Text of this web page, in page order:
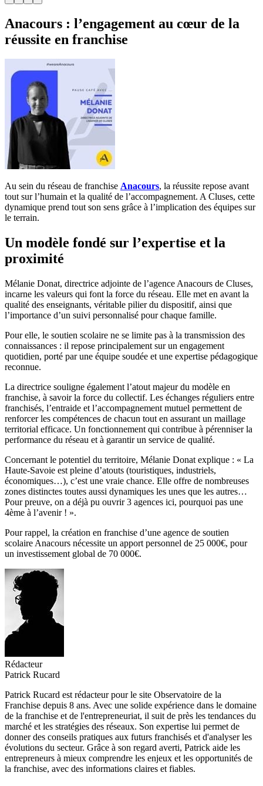
Anacours : l’engagement au cœur de la
réussite en franchise
Au sein du réseau de franchise Anacours, la réussite repose avant
tout sur l’humain et la qualité de l’accompagnement. A Cluses, cette
dynamique prend tout son sens grâce à l’implication des équipes sur
le terrain.
Un modèle fondé sur l’expertise et la
proximité
Mélanie Donat, directrice adjointe de l’agence Anacours de Cluses,
incarne les valeurs qui font la force du réseau. Elle met en avant la
qualité des enseignants, véritable pilier du dispositif, ainsi que
l’importance d’un suivi personnalisé pour chaque famille.
Pour elle, le soutien scolaire ne se limite pas à la transmission des
connaissances : il repose principalement sur un engagement
quotidien, porté par une équipe soudée et une expertise pédagogique
reconnue.
La directrice souligne également l’atout majeur du modèle en
franchise, à savoir la force du collectif. Les échanges réguliers entre
franchisés, l’entraide et l’accompagnement mutuel permettent de
renforcer les compétences de chacun tout en assurant un maillage
territorial efficace. Un fonctionnement qui contribue à pérenniser la
performance du réseau et à garantir un service de qualité.
Concernant le potentiel du territoire, Mélanie Donat explique : « La
Haute-Savoie est pleine d’atouts (touristiques, industriels,
économiques…), c’est une vraie chance. Elle offre de nombreuses
zones distinctes toutes aussi dynamiques les unes que les autres…
Pour preuve, on a déjà pu ouvrir 3 agences ici, pourquoi pas une
4ème à l’avenir ! ».
Pour rappel, la création en franchise d’une agence de soutien
scolaire Anacours nécessite un apport personnel de 25 000€, pour
un investissement global de 70 000€.
Rédacteur
Patrick Rucard
Patrick Rucard est rédacteur pour le site Observatoire de la
Franchise depuis 8 ans. Avec une solide expérience dans le domaine
de la franchise et de l'entrepreneuriat, il suit de près les tendances du
marché et les stratégies des réseaux. Son expertise lui permet de
donner des conseils pratiques aux futurs franchisés et d'analyser les
évolutions du secteur. Grâce à son regard averti, Patrick aide les
entrepreneurs à mieux comprendre les enjeux et les opportunités de
la franchise, avec des informations claires et fiables.